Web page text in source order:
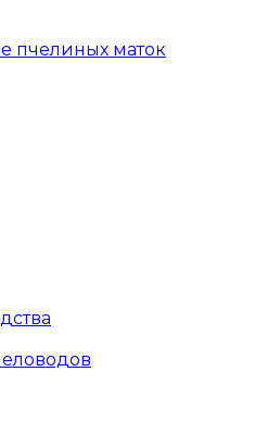
пчелиных маток